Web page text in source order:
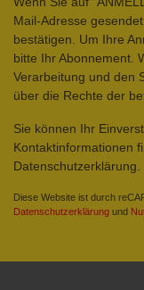
Mail-Adresse
bestätigen. Um Ihre
bitte Ihr Abonnement.
Verarbeitung und den
über die Rechte der
Sie können Ihr
Kontaktinformationen
Datenschutzerklärung.
Diese Website ist durch
Datenschutzerklärung und